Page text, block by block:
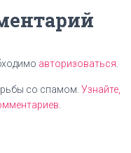
авторизоваться
со спамом. Узнайте,